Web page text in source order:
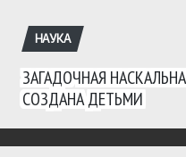
НАУКА
ЗАГАДОЧНАЯ
СОЗДАНА ДЕТЬМИ